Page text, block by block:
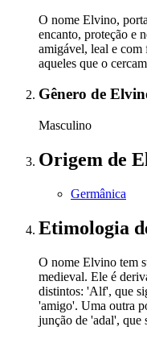
O nome Elvino,
encanto, proteção e
amigável, leal e com
aqueles que o
Gênero de
Masculino
Origem de
Germânica
Etimologia
O nome Elvino tem
medieval. Ele é
distintos: 'Alf', que
'amigo'. Uma outra
junção de 'adal',